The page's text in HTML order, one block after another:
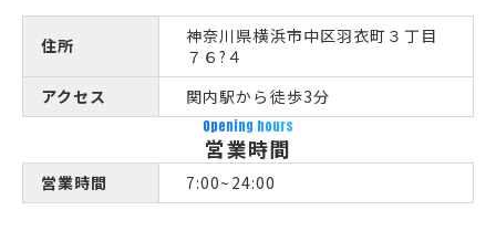
住所
神奈川県横浜市中区羽衣町３丁目
７６?４
アクセス
関内駅から徒歩3分
Opening hours
営業時間
営業時間 7:00~24:00